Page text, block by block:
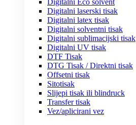
Digitalni Eco solvent
Digitalni laserski tisak
Digitalni latex tisak
Digitalni solventni tisak
Digitalni sublimacijski tisak
Digitalni UV tisak
DTF Tisak
DTG Tisak / Direktni tisak
Offsetni tisak
Sitotisak
Slijepi tisak ili blindruck
Transfer tisak
Vez/aplicirani vez